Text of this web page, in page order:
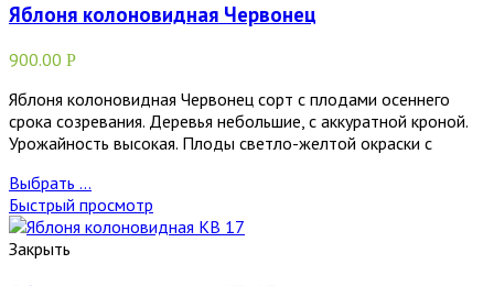
Яблоня колоновидная Червонец
900.00 Р
Яблоня колоновидная Червонец сорт с плодами осеннего
срока созревания. Деревья небольшие, с аккуратной кроной.
Урожайность высокая. Плоды светло-желтой окраски с
Выбрать ...
Быстрый просмотр
Закрыть